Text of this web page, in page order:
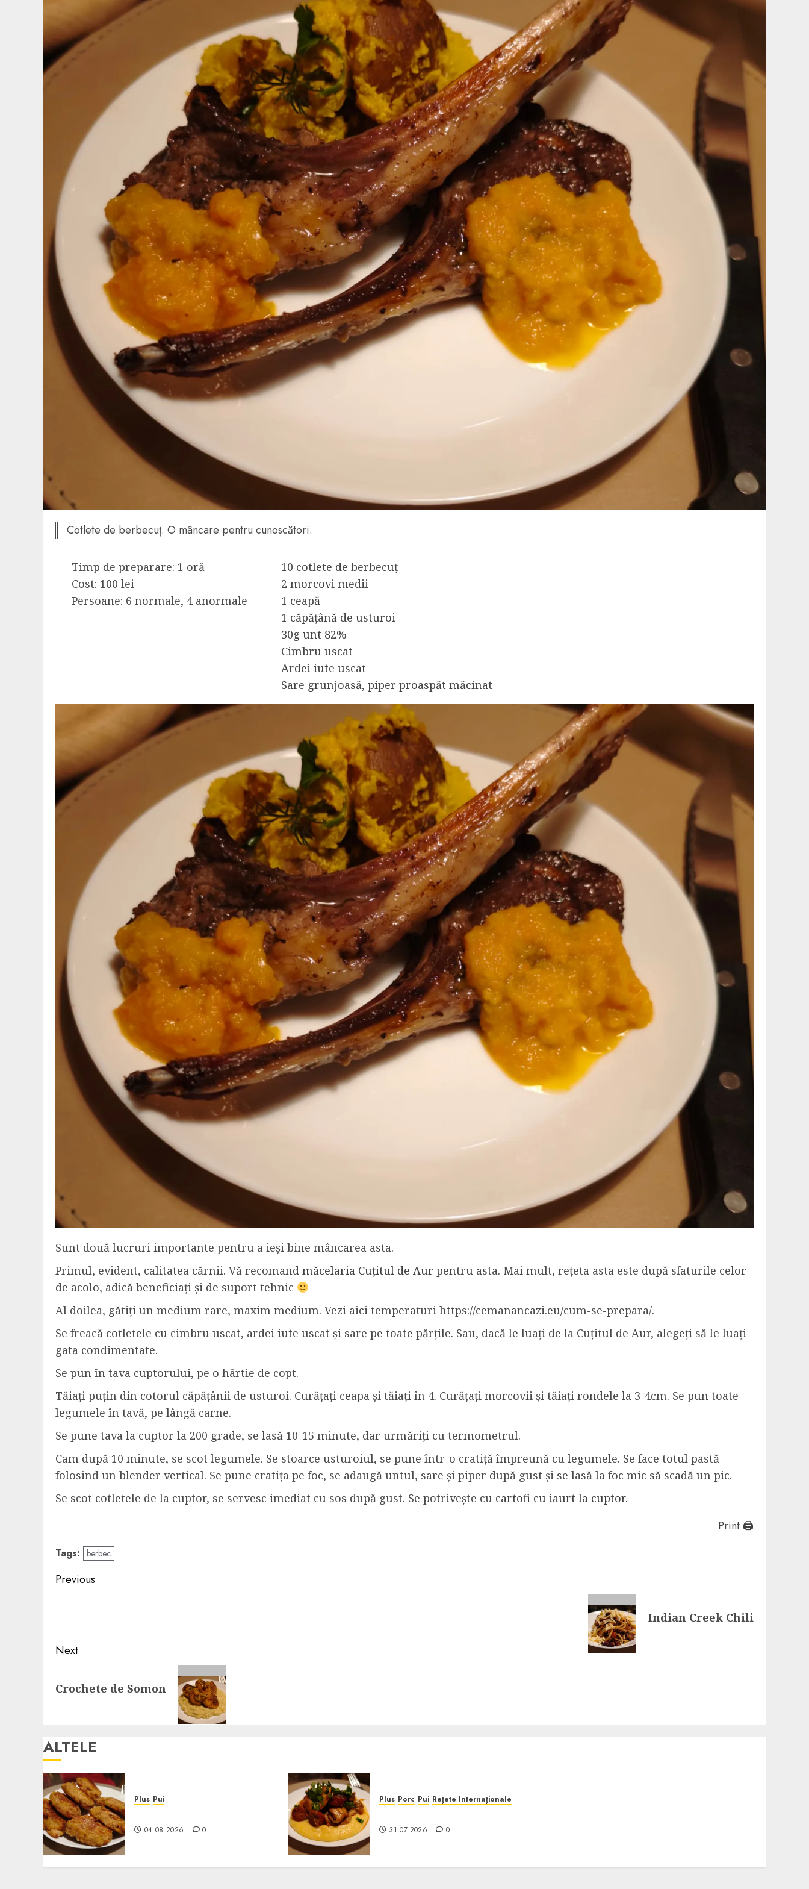
Cotlete de berbecuț. O mâncare pentru cunoscători.
Timp de preparare: 1 oră
Cost: 100 lei
Persoane: 6 normale, 4 anormale
10 cotlete de berbecuț
2 morcovi medii
1 ceapă
1 căpățână de usturoi
30g unt 82%
Cimbru uscat
Ardei iute uscat
Sare grunjoasă, piper proaspăt măcinat
Sunt două lucruri importante pentru a ieși bine mâncarea asta.
Primul, evident, calitatea cărnii. Vă recomand măcelaria Cuțitul de Aur pentru asta. Mai mult, rețeta asta este după sfaturile celor
de acolo, adică beneficiați și de suport tehnic
Al doilea, gătiți un medium rare, maxim medium. Vezi aici temperaturi https://cemanancazi.eu/cum-se-prepara/.
Se freacă cotletele cu cimbru uscat, ardei iute uscat și sare pe toate părțile. Sau, dacă le luați de la Cuțitul de Aur, alegeți să le luați
gata condimentate.
Se pun în tava cuptorului, pe o hârtie de copt.
Tăiați puțin din cotorul căpățânii de usturoi. Curățați ceapa și tăiați în 4. Curățați morcovii și tăiați rondele la 3-4cm. Se pun toate
legumele în tavă, pe lângă carne.
Se pune tava la cuptor la 200 grade, se lasă 10-15 minute, dar urmăriți cu termometrul.
Cam după 10 minute, se scot legumele. Se stoarce usturoiul, se pune într-o cratiță împreună cu legumele. Se face totul pastă
folosind un blender vertical. Se pune cratița pe foc, se adaugă untul, sare și piper după gust și se lasă la foc mic să scadă un pic.
Se scot cotletele de la cuptor, se servesc imediat cu sos după gust. Se potrivește cu cartofi cu iaurt la cuptor.
Print 🖨
Tags: berbec
Post
Previous
Indian Creek Chili
Next
post:
Crochete de Somon
ALTELE
Plus Pui
04.08.2026 0
Plus Porc Pui Rețete Internaționale
31.07.2026 0